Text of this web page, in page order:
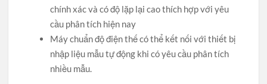
chính xác và có độ lặp lại cao thích hợp với yêu
cầu phân tích hiện nay
Máy chuẩn độ điện thế có thể kết nối với thiết bị
nhập liệu mẫu tự động khi có yêu cầu phân tích
nhiều mẫu.